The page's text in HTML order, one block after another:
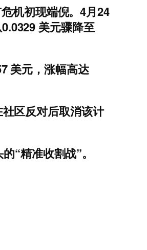
机初现端倪。4月24
美元骤降至
美元，涨幅高达
区反对后取消该计
“精准收割战”。